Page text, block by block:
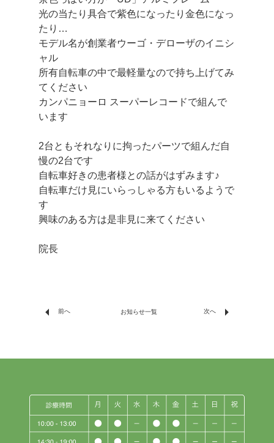
光の当たり具合で紫色になったり金色になっ
たり…
モデル名が創業者ウーゴ・デローザのイニシ
ャル
所有自転車の中で最軽量なので持ち上げてみ
てください
カンパニョーロ スーパーレコードで組んで
います
2台ともそれなりに拘ったパーツで組んだ自
慢の2台です
自転車好きの患者様との話がはずみます♪
自転車だけ見にいらっしゃる方もいるようで
す
興味のある方は是非見に来てください
院長
arrow_left 前へ お知らせ一覧 次へ arrow_right